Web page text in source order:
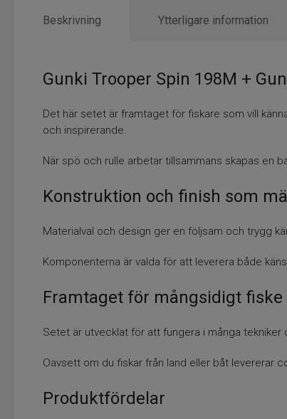
Beskrivning
Gunki Trooper Spin 198M +
Det här setet är framtaget för fiskare som vill
och inspirerande.
När spö och rulle arbetar tillsammans skapas en
Konstruktion och finish som
Materialval och design ger en följsam och trygg
Komponenterna är valda för att leverera både
Framtaget för mångsidigt fiske
Setet är utvecklat för att fungera i många
Oavsett om du fiskar från land eller båt levererar
Produktfördelar
Ytterligare information